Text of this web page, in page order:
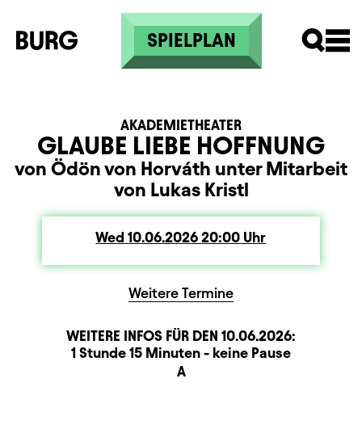
Skip to main content
SPIELPLAN
GLAUBE LIEBE HOFFNUNG
AKADEMIETHEATER
von Ödön von Horváth unter Mitarbeit
von Lukas Kristl
Wed Wednesday
10.06.202620:00 Uhr
Weitere Termine
WEITERE INFOS FÜR DEN 10.06.2026:
BeschreibungInformation
Dauer und Pausen
1 Stunde 15 Minuten - keine Pause
A